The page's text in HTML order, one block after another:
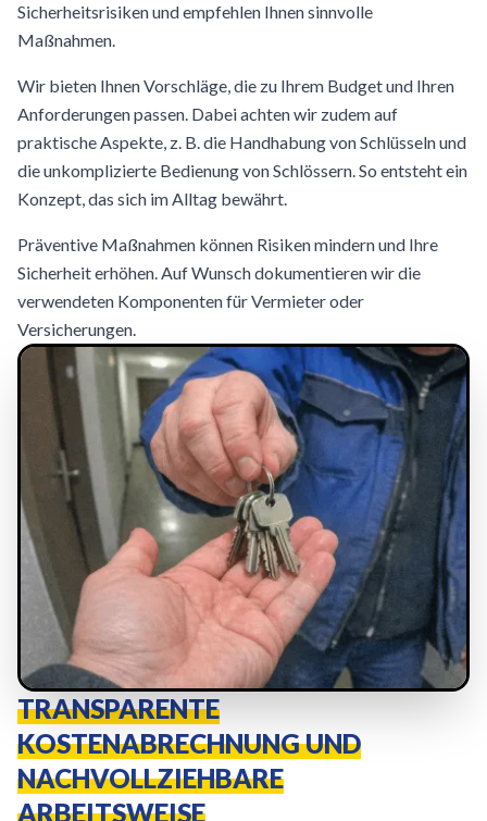
Sicherheitsrisiken und empfehlen Ihnen sinnvolle
Maßnahmen.
Wir bieten Ihnen Vorschläge, die zu Ihrem Budget und Ihren
Anforderungen passen. Dabei achten wir zudem auf
praktische Aspekte, z. B. die Handhabung von Schlüsseln und
die unkomplizierte Bedienung von Schlössern. So entsteht ein
Konzept, das sich im Alltag bewährt.
Präventive Maßnahmen können Risiken mindern und Ihre
Sicherheit erhöhen. Auf Wunsch dokumentieren wir die
verwendeten Komponenten für Vermieter oder
Versicherungen.
TRANSPARENTE
KOSTENABRECHNUNG UND
NACHVOLLZIEHBARE
ARBEITSWEISE